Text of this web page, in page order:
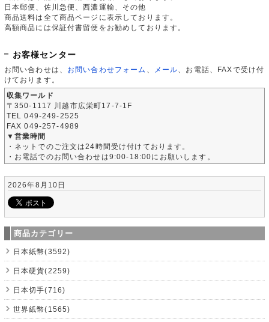
日本郵便、佐川急便、西濃運輸、その他
商品送料は全て商品ページに表示しております。
高額商品には保証付書留便をお勧めしております。
お客様センター
お問い合わせは、 お問い合わせフォーム メール 、お電話、FAXで受け付
けております。
収集ワールド
〒350-1117 川越市広栄町17-7-1F
TEL 049-249-2525
FAX 049-257-4989
▼営業時間
・ネットでのご注文は24時間受け付けております。
・お電話でのお問い合わせは9:00-18:00にお願いします。
2026年8月10日
商品カテゴリー
日本紙幣(3592)
日本硬貨(2259)
日本切手(716)
世界紙幣(1565)